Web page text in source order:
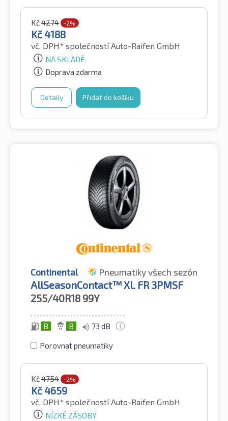
Kč4274 -2%
Kč4188
vč. DPH* společností Auto-Raifen GmbH
NA SKLADĚ
Doprava zdarma
Detaily Přidat do košíku
Continental Pneumatiky všech sezón
AllSeasonContact™ XL FR 3PMSF
255/40R18 99Y
B B 73 dB
Porovnat pneumatiky
Kč4754 -2%
Kč4659
vč. DPH* společností Auto-Raifen GmbH
NÍZKÉ ZÁSOBY